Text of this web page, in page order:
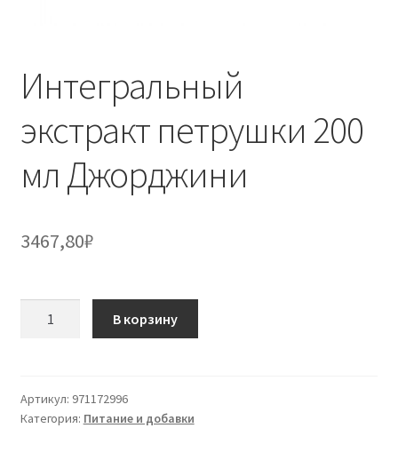
Интегральный
экстракт петрушки 200
мл Джорджини
3467,80₽
петрушки
200
В корзину
Артикул: 971172996
Категория: Питание и добавки